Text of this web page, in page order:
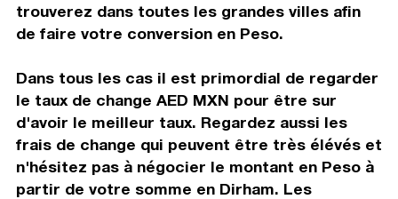
trouverez dans toutes les grandes villes afin
de faire votre conversion en Peso.
Dans tous les cas il est primordial de regarder
le taux de change AED MXN pour être sur
d'avoir le meilleur taux. Regardez aussi les
frais de change qui peuvent être très élévés et
n'hésitez pas à négocier le montant en Peso à
partir de votre somme en Dirham. Les